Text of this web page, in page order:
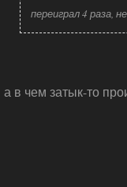
переиграл 4 раза,
а в чем затык-то